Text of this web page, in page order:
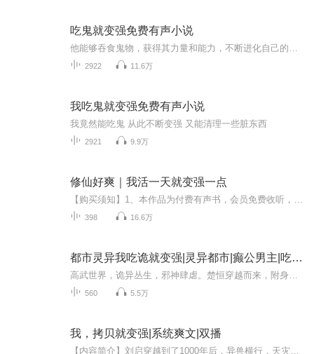
吃鬼就变强免费有声小说
2922 11.6万
我吃鬼就变强免费有声小说
我竟然能吃鬼 从此不断变强 又能清理一些脏东西
2921 9.9万
修仙好爽｜我活一天就变强一点
398 16.6万
都市灵异我吃诡就变强|灵异都市|癫公男主|吃鬼变强|
560 5.5万
我，拷贝就变强|系统爽文|双播